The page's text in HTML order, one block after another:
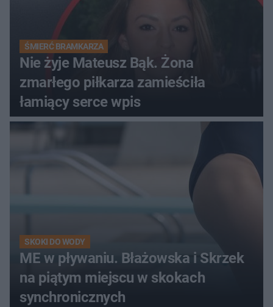
ŚMIERĆ BRAMKARZA
Nie żyje Mateusz Bąk. Żona
zmarłego piłkarza zamieściła
łamiący serce wpis
SKOKI DO WODY
ME w pływaniu. Błażowska i Skrzek
na piątym miejscu w skokach
synchronicznych